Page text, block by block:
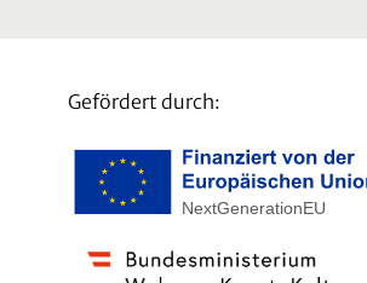
Gefördert durch: